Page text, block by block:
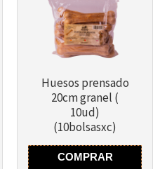
Huesos prensado
20cm granel (
10ud)
(10bolsasxc)
COMPRAR
Más info